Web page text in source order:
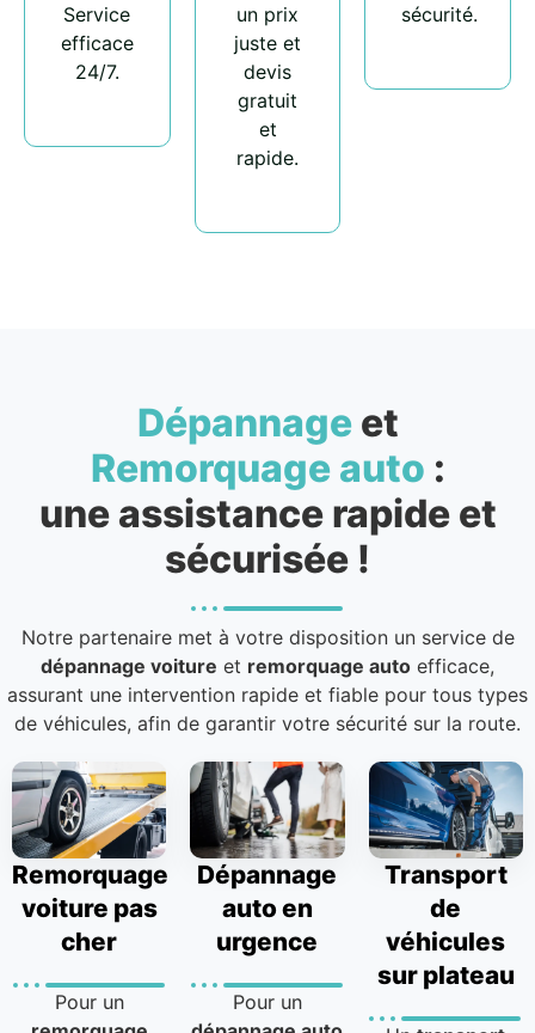
Service
efficace
24/7.
un prix
juste et
devis
gratuit
et
rapide.
sécurité.
Dépannageet
Remorquage auto :
une assistance rapide et
sécurisée !
Notre partenaire met à votre disposition un service de
dépannage voiture et remorquage auto efficace,
assurant une intervention rapide et fiable pour tous types
de véhicules, afin de garantir votre sécurité sur la route.
Remorquage
voiture pas
cher
Pour un
Dépannage
auto en
urgence
Pour un
Transport
de
véhicules
sur plateau